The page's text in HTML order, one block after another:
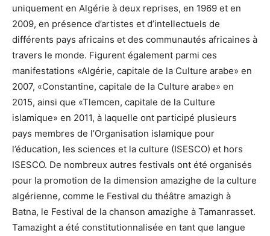
uniquement en Algérie à deux reprises, en 1969 et en
2009, en présence d’artistes et d’intellectuels de
différents pays africains et des communautés africaines à
travers le monde. Figurent également parmi ces
manifestations «Algérie, capitale de la Culture arabe» en
2007, «Constantine, capitale de la Culture arabe» en
2015, ainsi que «Tlemcen, capitale de la Culture
islamique» en 2011, à laquelle ont participé plusieurs
pays membres de l’Organisation islamique pour
l’éducation, les sciences et la culture (ISESCO) et hors
ISESCO. De nombreux autres festivals ont été organisés
pour la promotion de la dimension amazighe de la culture
algérienne, comme le Festival du théâtre amazigh à
Batna, le Festival de la chanson amazighe à Tamanrasset.
Tamazight a été constitutionnalisée en tant que langue